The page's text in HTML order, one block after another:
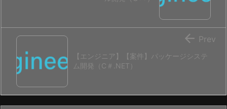
【エンジニア】【案件】パッケージシステ
ム開発（C＃.NET）
 Prev